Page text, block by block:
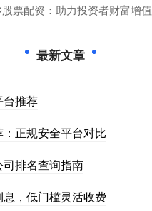
票配资：助力投资者财富增值
最新文章
台推荐
正规安全平台对比
排名查询指南
，低门槛灵活收费